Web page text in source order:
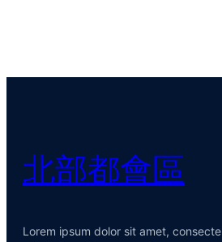
北部都會區
Lorem ipsum dolor sit amet, consecte